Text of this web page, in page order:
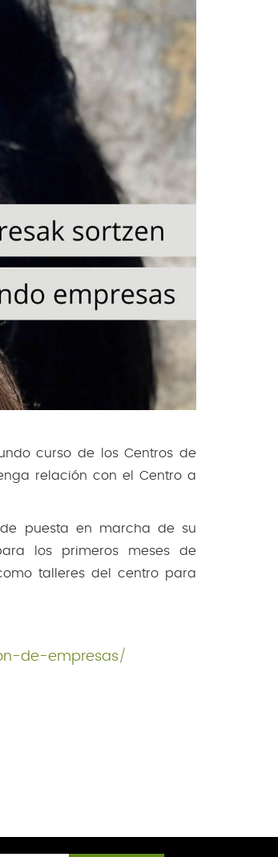
curso de los Centros de
relación con el Centro a
puesta en marcha de su
los primeros meses de
talleres del centro para
de-empresas/